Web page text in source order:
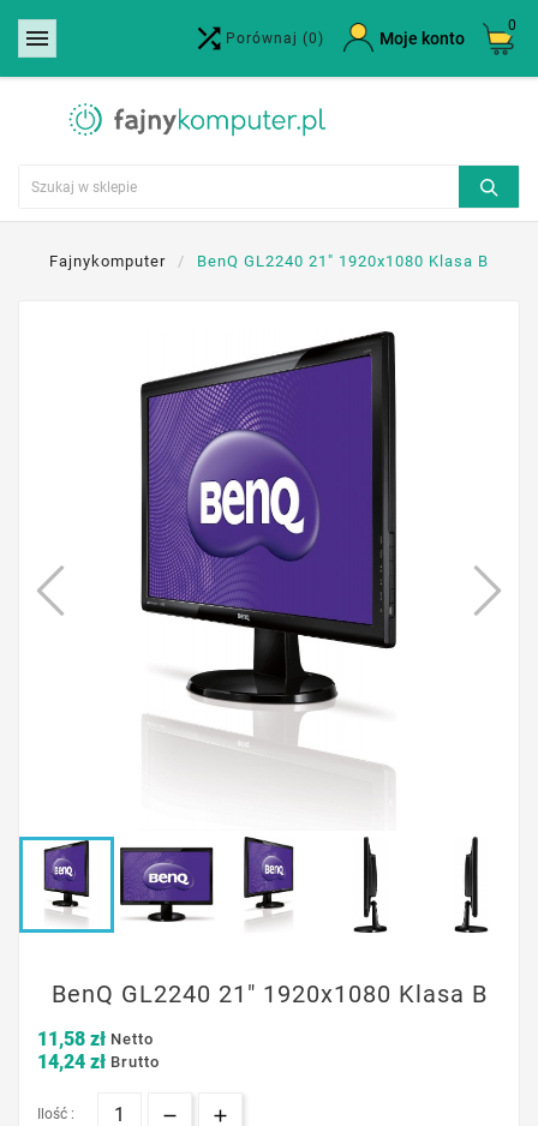
  Porównaj (0) Moje konto
0
Fajnykomputer BenQ GL2240 21" 1920x1080 Klasa B
BenQ GL2240 21" 1920x1080 Klasa B
11,58 zł Netto
14,24 zł Brutto
Ilość :
Utwórz listę życzeń ×
Nazwa listy życzeń
Anuluj Utwórz listę życzeń